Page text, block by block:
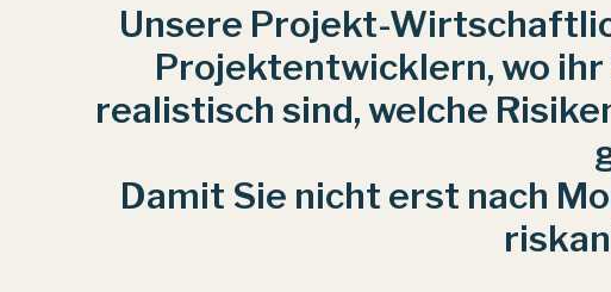
Unsere Projekt-
Projektentwicklern, wo
realistisch sind, welche
Damit Sie nicht erst nach